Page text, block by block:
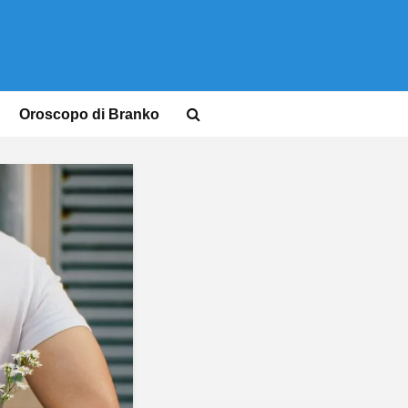
Oroscopo di Branko